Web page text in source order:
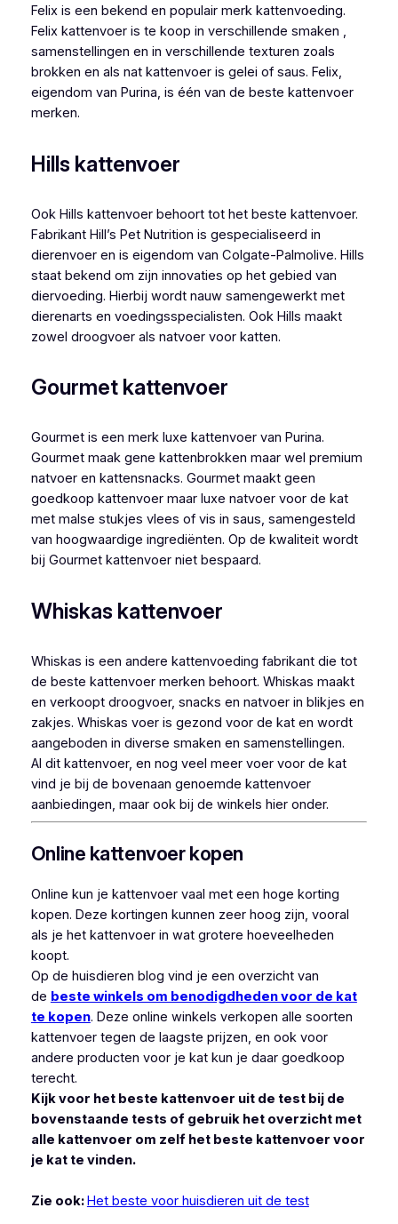
Felix is een bekend en populair merk kattenvoeding.
Felix kattenvoer is te koop in verschillende smaken ,
samenstellingen en in verschillende texturen zoals
brokken en als nat kattenvoer is gelei of saus. Felix,
eigendom van Purina, is één van de beste kattenvoer
merken.
Hills kattenvoer
Ook Hills kattenvoer behoort tot het beste kattenvoer.
Fabrikant Hill’s Pet Nutrition is gespecialiseerd in
dierenvoer en is eigendom van Colgate-Palmolive. Hills
staat bekend om zijn innovaties op het gebied van
diervoeding. Hierbij wordt nauw samengewerkt met
dierenarts en voedingsspecialisten. Ook Hills maakt
zowel droogvoer als natvoer voor katten.
Gourmet kattenvoer
Gourmet is een merk luxe kattenvoer van Purina.
Gourmet maak gene kattenbrokken maar wel premium
natvoer en kattensnacks. Gourmet maakt geen
goedkoop kattenvoer maar luxe natvoer voor de kat
met malse stukjes vlees of vis in saus, samengesteld
van hoogwaardige ingrediënten. Op de kwaliteit wordt
bij Gourmet kattenvoer niet bespaard.
Whiskas kattenvoer
Whiskas is een andere kattenvoeding fabrikant die tot
de beste kattenvoer merken behoort. Whiskas maakt
en verkoopt droogvoer, snacks en natvoer in blikjes en
zakjes. Whiskas voer is gezond voor de kat en wordt
aangeboden in diverse smaken en samenstellingen.
Al dit kattenvoer, en nog veel meer voer voor de kat
vind je bij de bovenaan genoemde kattenvoer
aanbiedingen, maar ook bij de winkels hier onder.
Online kattenvoer kopen
Online kun je kattenvoer vaal met een hoge korting
kopen. Deze kortingen kunnen zeer hoog zijn, vooral
als je het kattenvoer in wat grotere hoeveelheden
koopt.
Op de huisdieren blog vind je een overzicht van
de beste winkels om benodigdheden voor de kat
te kopen. Deze online winkels verkopen alle soorten
kattenvoer tegen de laagste prijzen, en ook voor
andere producten voor je kat kun je daar goedkoop
terecht.
Kijk voor het beste kattenvoer uit de test bij de
bovenstaande tests of gebruik het overzicht met
alle kattenvoer om zelf het beste kattenvoer voor
je kat te vinden.
Zie ook: Het beste voor huisdieren uit de test